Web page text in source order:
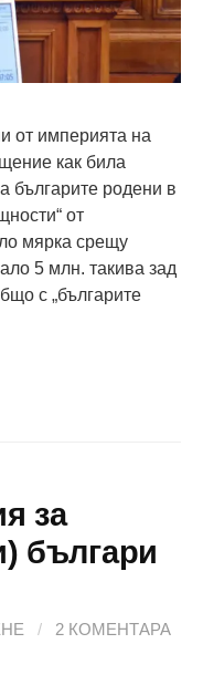
от империята на
как била
българите родени в
от
мярка срещу
5 млн. такива зад
с „българите
за
българи
/ 2 КОМЕНТАРА